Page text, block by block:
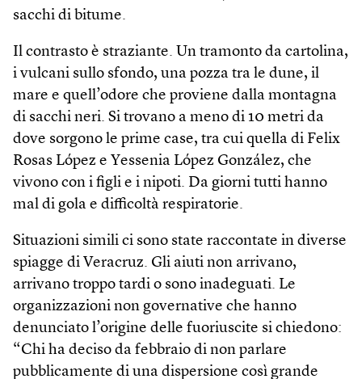
sacchi di bitume.
Il contrasto è straziante. Un tramonto da cartolina,
i vulcani sullo sfondo, una pozza tra le dune, il
mare e quell’odore che proviene dalla montagna
di sacchi neri. Si trovano a meno di 10 metri da
dove sorgono le prime case, tra cui quella di Felix
Rosas López e Yessenia López González, che
vivono con i figli e i nipoti. Da giorni tutti hanno
mal di gola e difficoltà respiratorie.
Situazioni simili ci sono state raccontate in diverse
spiagge di Veracruz. Gli aiuti non arrivano,
arrivano troppo tardi o sono inadeguati. Le
organizzazioni non governative che hanno
denunciato l’origine delle fuoriuscite si chiedono:
“Chi ha deciso da febbraio di non parlare
pubblicamente di una dispersione così grande